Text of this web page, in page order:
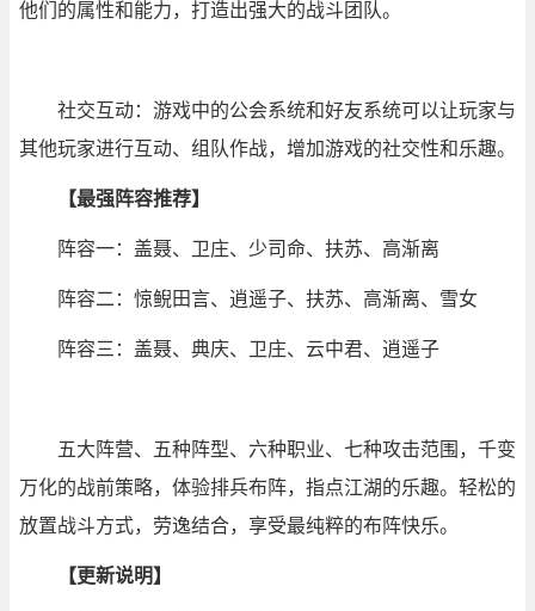
他们的属性和能力，打造出强大的战斗团队。
社交互动：游戏中的公会系统和好友系统可以让玩家与
其他玩家进行互动、组队作战，增加游戏的社交性和乐趣。
【最强阵容推荐】
阵容一：盖聂、卫庄、少司命、扶苏、高渐离
阵容二：惊鲵田言、逍遥子、扶苏、高渐离、雪女
阵容三：盖聂、典庆、卫庄、云中君、逍遥子
五大阵营、五种阵型、六种职业、七种攻击范围，千变
万化的战前策略，体验排兵布阵，指点江湖的乐趣。轻松的
放置战斗方式，劳逸结合，享受最纯粹的布阵快乐。
【更新说明】